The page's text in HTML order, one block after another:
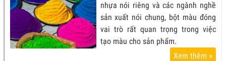
nhựa nói riêng và các ngành nghề
sản xuất nói chung, bột màu đóng
vai trò rất quan trọng trong việc
tạo màu cho sản phẩm.
Xem thêm »